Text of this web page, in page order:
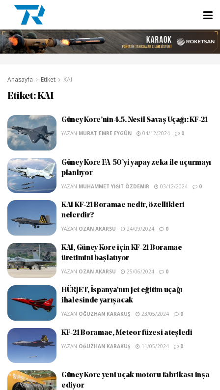
Anasayfa Etiket KAI
Etiket:KAI
Güney Kore’nin 4.5. Nesil Savaş Uçağı: KF-21
YAZAN MURAT EMRE EYGÜN 04/12/2024 0
Güney Kore FA-50’yi yapay zeka ile uçurmayı
planlıyor
YAZAN MUHAMMET YIĞIT ÖZDEMIR 03/12/2024 0
KAI KF-21 Boramae nedir, özellikleri
nelerdir?
YAZAN OZAN AKARSU 24/09/2024 0
KAI, Güney Kore için KF-21 Boramae
üretimini başlatıyor
YAZAN OZAN AKARSU 25/06/2024 0
HÜRJET, İspanya’nın jet eğitim uçağı
ihalesinde yarışacak
YAZAN OĞUZHAN KARAKUŞ 23/05/2024 0
KF-21 Boramae, Meteor füzesi ateşledi
YAZAN OĞUZHAN KARAKUŞ 11/05/2024 0
Güney Kore yeni uçak motoru fabrikası inşa
ediyor